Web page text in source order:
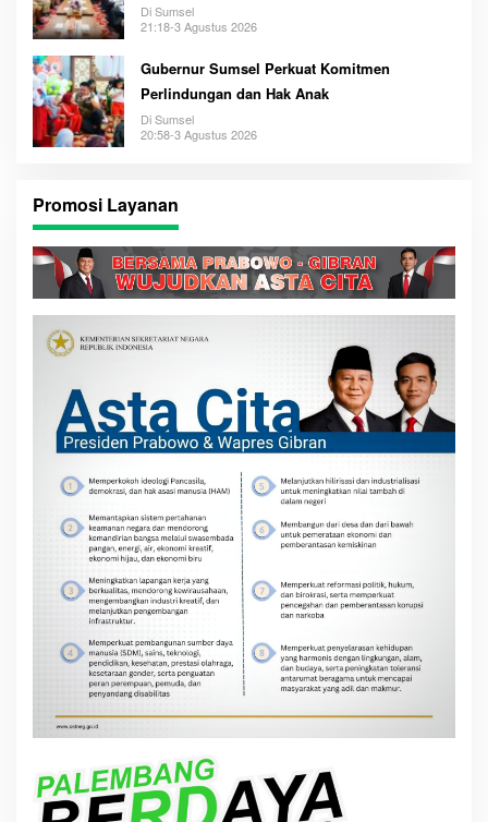
Di Sumsel
21:18-3 Agustus 2026
Gubernur Sumsel Perkuat Komitmen
Perlindungan dan Hak Anak
Di Sumsel
20:58-3 Agustus 2026
Promosi Layanan